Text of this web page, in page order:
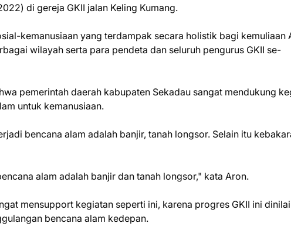
di gereja GKII jalan Keling Kumang.
kemanusiaan yang terdampak secara holistik bagi kemuliaan
wilayah serta para pendeta dan seluruh pengurus GKII se-
pemerintah daerah kabupaten Sekadau sangat mendukung
untuk kemanusiaan.
bencana alam adalah banjir, tanah longsor. Selain itu
alam adalah banjir dan tanah longsor," kata Aron.
mensupport kegiatan seperti ini, karena progres GKII ini
bencana alam kedepan.